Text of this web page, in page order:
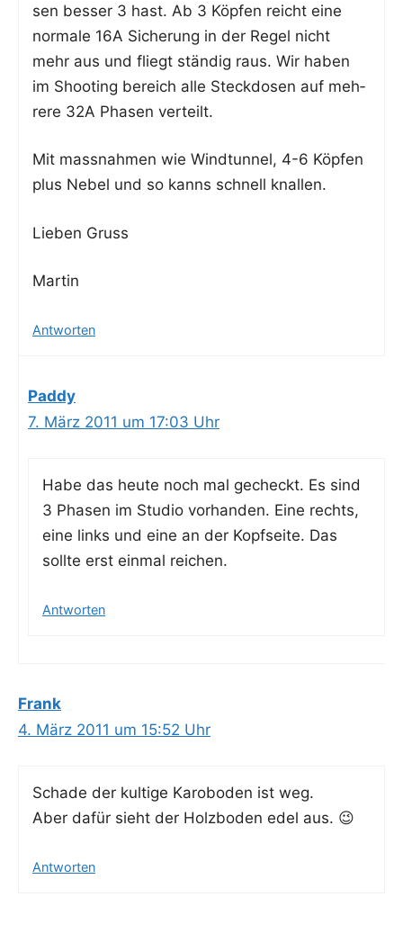
sen bes­ser 3 hast. Ab 3 Köp­fen reicht eine
nor­ma­le 16A Siche­rung in der Regel nicht
mehr aus und fliegt stän­dig raus. Wir haben
im Shoo­ting bereich alle Steck­do­sen auf meh­
re­re 32A Pha­sen verteilt.
Mit mass­nah­men wie Wind­tun­nel, 4-6 Köp­fen
plus Nebel und so kanns schnell knallen.
Lie­ben Gruss
Mar­tin
Antworten
Paddy
7. März 2011 um 17:03 Uhr
Habe das heu­te noch mal gecheckt. Es sind
3 Pha­sen im Stu­dio vor­han­den. Eine rechts,
eine links und eine an der Kopf­sei­te. Das
soll­te erst ein­mal reichen.
Antworten
Frank
4. März 2011 um 15:52 Uhr
Scha­de der kul­ti­ge Karo­bo­den ist weg.
Aber dafür sieht der Holz­bo­den edel aus. 😉
Antworten